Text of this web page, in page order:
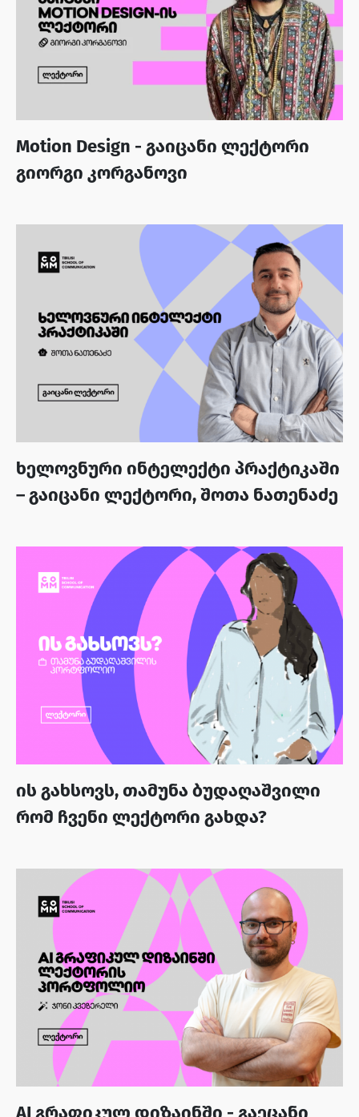
Motion Design - გაიცანი ლექტორი
გიორგი კორგანოვი
ხელოვნური ინტელექტი პრაქტიკაში
– გაიცანი ლექტორი, შოთა ნათენაძე
ის გახსოვს, თამუნა ბუდაღაშვილი
რომ ჩვენი ლექტორი გახდა?
AI გრაფიკულ დიზაინში - გაეცანი